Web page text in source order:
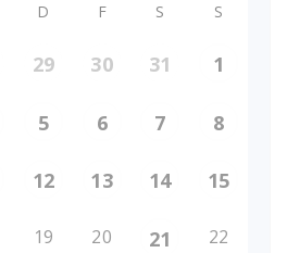
D F S S
29 30 31 1
5 6 7 8
12 13 14 15
19 20 21 22